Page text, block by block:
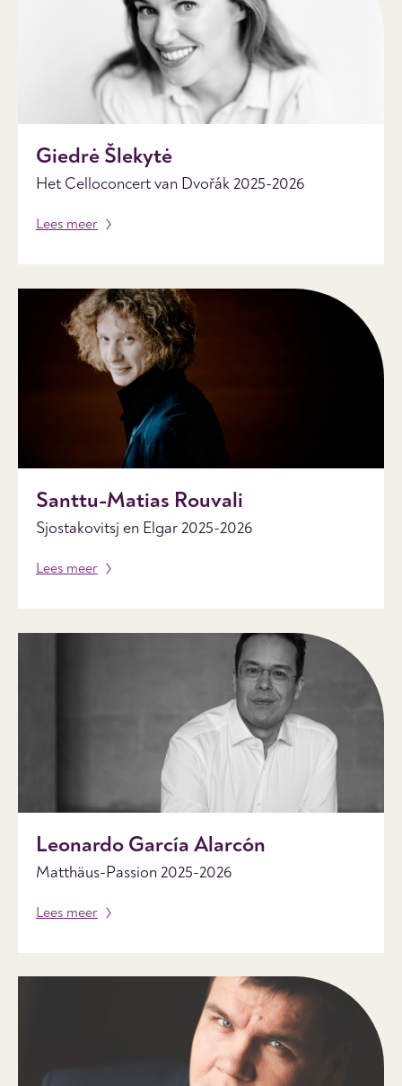
Giedrė Šlekytė
Het Celloconcert van Dvořák 2025-2026
Lees meer
Santtu-Matias Rouvali
Sjostakovitsj en Elgar 2025-2026
Lees meer
Leonardo García Alarcón
Matthäus-Passion 2025-2026
Lees meer